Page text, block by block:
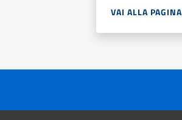
VAI ALLA PAGINA